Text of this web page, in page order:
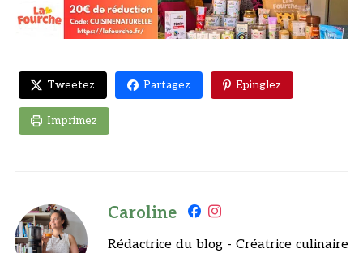
Tweetez Partagez Epinglez
Imprimez
Caroline
Rédactrice du blog - Créatrice culinaire